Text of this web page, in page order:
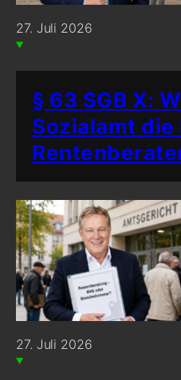
27. Juli 2026
§ 63 SGB X:
Sozialamt
27. Juli 2026